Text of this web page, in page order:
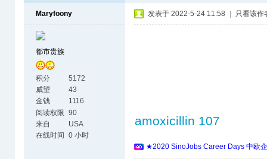
Maryfoony
都市贵族
积分
5172
威望
43
金钱
1116
阅读权限 90
来自
USA
在线时间
0 小时
发表于 2022-5-24 11:58 只看该作
amoxicillin 107
★2020 SinoJobs Career Days 中欧